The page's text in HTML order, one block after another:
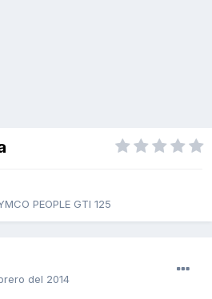
PEOPLE GTI 125
del 2014